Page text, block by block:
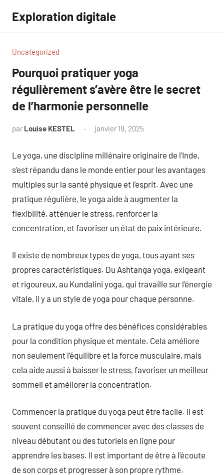
contenu
Exploration digitale
Uncategorized
Pourquoi pratiquer yoga
régulièrement s’avère être le secret
de l’harmonie personnelle
par Louise KESTEL janvier 19, 2025
Le yoga, une discipline millénaire originaire de l’Inde,
s’est répandu dans le monde entier pour les avantages
multiples sur la santé physique et l’esprit. Avec une
pratique régulière, le yoga aide à augmenter la
flexibilité, atténuer le stress, renforcer la
concentration, et favoriser un état de paix intérieure.
Il existe de nombreux types de yoga, tous ayant ses
propres caractéristiques. Du Ashtanga yoga, exigeant
et rigoureux, au Kundalini yoga, qui travaille sur l’énergie
vitale, il y a un style de yoga pour chaque personne.
La pratique du yoga offre des bénéfices considérables
pour la condition physique et mentale. Cela améliore
non seulement l’équilibre et la force musculaire, mais
cela aide aussi à baisser le stress, favoriser un meilleur
sommeil et améliorer la concentration.
Commencer la pratique du yoga peut être facile. Il est
souvent conseillé de commencer avec des classes de
niveau débutant ou des tutoriels en ligne pour
apprendre les bases. Il est important de être à l’écoute
de son corps et progresser à son propre rythme.